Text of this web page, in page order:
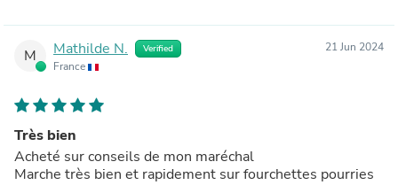
M Mathilde N. Verified
France
21 Jun 2024
Très bien
Acheté sur conseils de mon maréchal
Marche très bien et rapidement sur fourchettes pourries